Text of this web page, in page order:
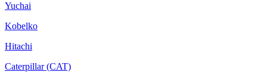
Yuchai
Kobelko
Hitachi
Caterpillar (CAT)